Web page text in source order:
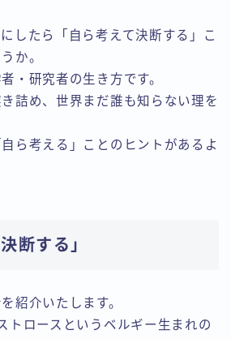
したら「自ら考えて決断する」こ
か。
・研究者の生き方です。
詰め、世界まだ誰も知らない理を
ら考える」ことのヒントがあるよ
断する」
紹介いたします。
トロースというベルギー生まれの